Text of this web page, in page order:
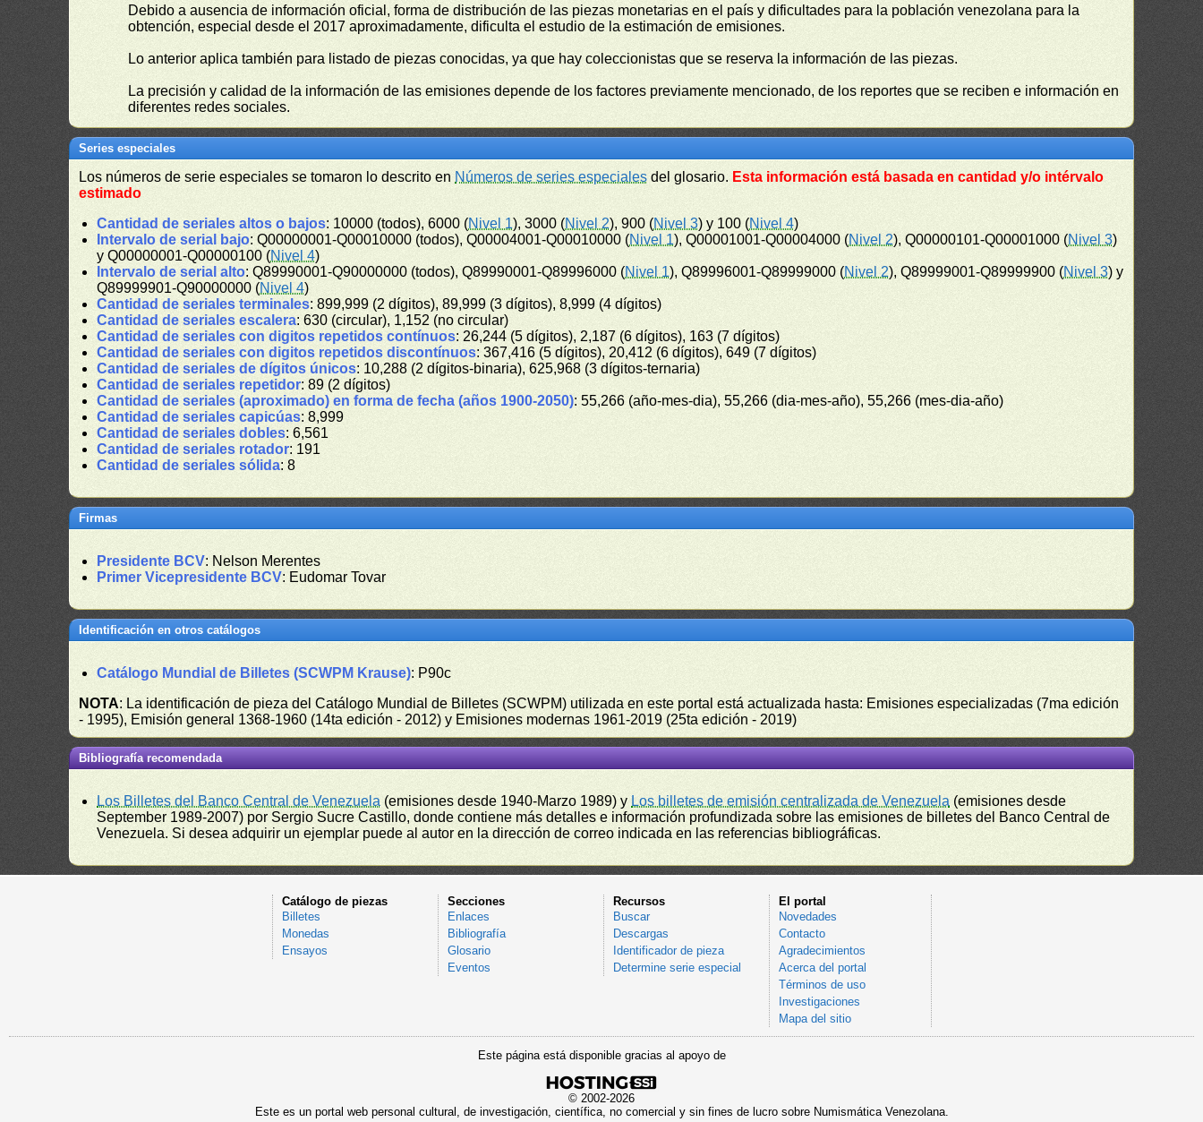
Debido a ausencia de información oficial, forma de distribución de las piezas monetarias en el país y dificultades para la población venezolana para la
obtención, especial desde el 2017 aproximadamente, dificulta el estudio de la estimación de emisiones.
Lo anterior aplica también para listado de piezas conocidas, ya que hay coleccionistas que se reserva la información de las piezas.
La precisión y calidad de la información de las emisiones depende de los factores previamente mencionado, de los reportes que se reciben e información en
diferentes redes sociales.
Series especiales
Los números de serie especiales se tomaron lo descrito en Números de series especiales del glosario. Esta información está basada en cantidad y/o intérvalo
estimado
Cantidad de seriales altos o bajos: 10000 (todos), 6000 (Nivel 1), 3000 (Nivel 2), 900 (Nivel 3) y 100 (Nivel 4)
Intervalo de serial bajo: Q00000001-Q00010000 (todos), Q00004001-Q00010000 (Nivel 1), Q00001001-Q00004000 (Nivel 2), Q00000101-Q00001000 (Nivel 3)
y Q00000001-Q00000100 (Nivel 4)
Intervalo de serial alto: Q89990001-Q90000000 (todos), Q89990001-Q89996000 (Nivel 1), Q89996001-Q89999000 (Nivel 2), Q89999001-Q89999900 (Nivel 3) y
Q89999901-Q90000000 (Nivel 4)
Cantidad de seriales terminales: 899,999 (2 dígitos), 89,999 (3 dígitos), 8,999 (4 dígitos)
Cantidad de seriales escalera: 630 (circular), 1,152 (no circular)
Cantidad de seriales con digitos repetidos contínuos: 26,244 (5 dígitos), 2,187 (6 dígitos), 163 (7 dígitos)
Cantidad de seriales con digitos repetidos discontínuos: 367,416 (5 dígitos), 20,412 (6 dígitos), 649 (7 dígitos)
Cantidad de seriales de dígitos únicos: 10,288 (2 dígitos-binaria), 625,968 (3 dígitos-ternaria)
Cantidad de seriales repetidor: 89 (2 dígitos)
Cantidad de seriales (aproximado) en forma de fecha (años 1900-2050): 55,266 (año-mes-dia), 55,266 (dia-mes-año), 55,266 (mes-dia-año)
Cantidad de seriales capicúas: 8,999
Cantidad de seriales dobles: 6,561
Cantidad de seriales rotador: 191
Cantidad de seriales sólida: 8
Firmas
Presidente BCV: Nelson Merentes
Primer Vicepresidente BCV: Eudomar Tovar
Identificación en otros catálogos
Catálogo Mundial de Billetes (SCWPM Krause): P90c
NOTA: La identificación de pieza del Catálogo Mundial de Billetes (SCWPM) utilizada en este portal está actualizada hasta: Emisiones especializadas (7ma edición
- 1995), Emisión general 1368-1960 (14ta edición - 2012) y Emisiones modernas 1961-2019 (25ta edición - 2019)
Bibliografía recomendada
Los Billetes del Banco Central de Venezuela (emisiones desde 1940-Marzo 1989) y Los billetes de emisión centralizada de Venezuela (emisiones desde
September 1989-2007) por Sergio Sucre Castillo, donde contiene más detalles e información profundizada sobre las emisiones de billetes del Banco Central de
Venezuela. Si desea adquirir un ejemplar puede al autor en la dirección de correo indicada en las referencias bibliográficas.
Catálogo de piezas
Billetes
Monedas
Ensayos
Secciones
Enlaces
Bibliografía
Glosario
Eventos
Recursos
Buscar
Descargas
Identificador de pieza
Determine serie especial
El portal
Novedades
Contacto
Agradecimientos
Acerca del portal
Términos de uso
Investigaciones
Mapa del sitio
Este página está disponible gracias al apoyo de
© 2002-2026
Este es un portal web personal cultural, de investigación, científica, no comercial y sin fines de lucro sobre Numismática Venezolana.